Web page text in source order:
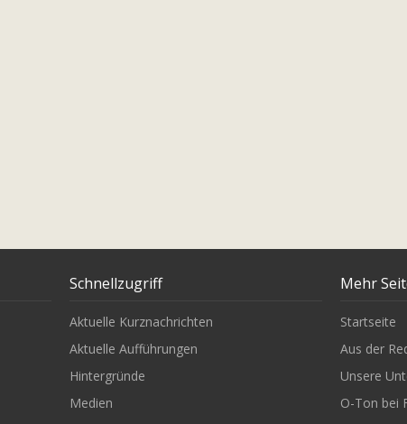
Schnellzugriff
Aktuelle Kurznachrichten
Aktuelle Aufführungen
Hintergründe
Medien
Mehr
Startseite
Aus der
Unsere
O-Ton bei